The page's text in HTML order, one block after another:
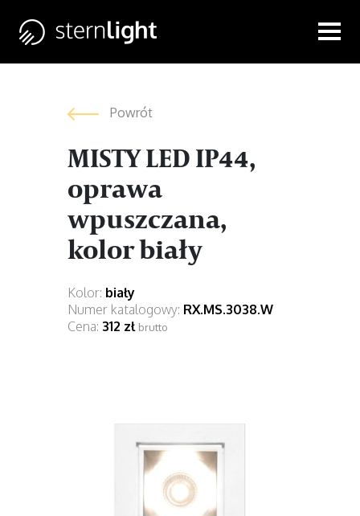
Powrót
MISTY LED IP44,
oprawa
wpuszczana,
kolor biały
Kolor: biały
Numer katalogowy: RX.MS.3038.W
Cena: 312 zł brutto